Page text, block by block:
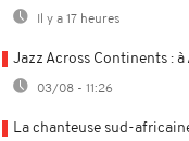
Il y a 17 heures
Jazz Across Continents :
03/08 - 11:26
La chanteuse sud-